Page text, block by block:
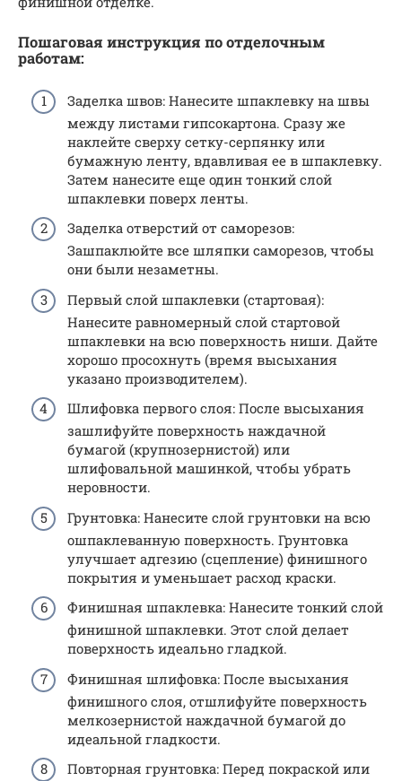
Пошаговая инструкция поотделочным
работам:
Заделка швов: Нанесите шпаклевку на швы
между листами гипсокартона. Сразу же
наклейте сверху сетку-серпянку или
бумажную ленту, вдавливая ее в шпаклевку.
Затем нанесите еще один тонкий слой
шпаклевки поверх ленты.
Заделка отверстий от саморезов:
Зашпаклюйте все шляпки саморезов, чтобы
они были незаметны.
Первый слой шпаклевки (стартовая):
Нанесите равномерный слой стартовой
шпаклевки на всю поверхность ниши. Дайте
хорошо просохнуть (время высыхания
указано производителем).
Шлифовка первого слоя: После высыхания
зашлифуйте поверхность наждачной
бумагой (крупнозернистой) или
шлифовальной машинкой, чтобы убрать
неровности.
Грунтовка: Нанесите слой грунтовки на всю
ошпаклеванную поверхность. Грунтовка
улучшает адгезию (сцепление) финишного
покрытия и уменьшает расход краски.
Финишная шпаклевка: Нанесите тонкий слой
финишной шпаклевки. Этот слой делает
поверхность идеально гладкой.
Финишная шлифовка: После высыхания
финишного слоя, отшлифуйте поверхность
мелкозернистой наждачной бумагой до
идеальной гладкости.
Повторная грунтовка: Перед покраской или